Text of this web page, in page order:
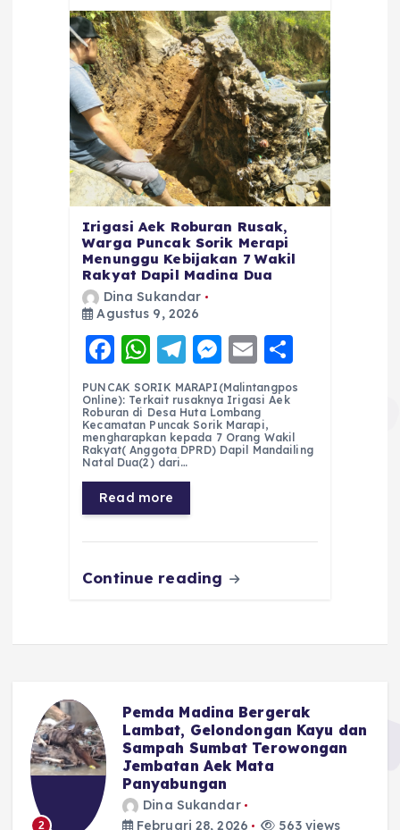
Irigasi Aek Roburan Rusak,
Warga Puncak Sorik Merapi
Menunggu Kebijakan 7 Wakil
Rakyat Dapil Madina Dua
Dina Sukandar
Agustus 9, 2026
F
a
c
e
b
o
o
k
W
h
a
ts
A
p
p
T
el
e
g
r
a
m
M
e
ss
e
n
E
m
ai
l
h
re
PUNCAK SORIK MARAPI(Malintangpos
Online): Terkait rusaknya Irigasi Aek
Roburan di Desa Huta Lombang
Kecamatan Puncak Sorik Marapi,
mengharapkan kepada 7 Orang Wakil
Rakyat( Anggota DPRD) Dapil Mandailing
Natal Dua(2) dari…
Read more
Continue reading
2
Pemda Madina Bergerak
Lambat, Gelondongan Kayu dan
Sampah Sumbat Terowongan
Jembatan Aek Mata
Panyabungan
Dina Sukandar
Februari 28, 2026
563 views